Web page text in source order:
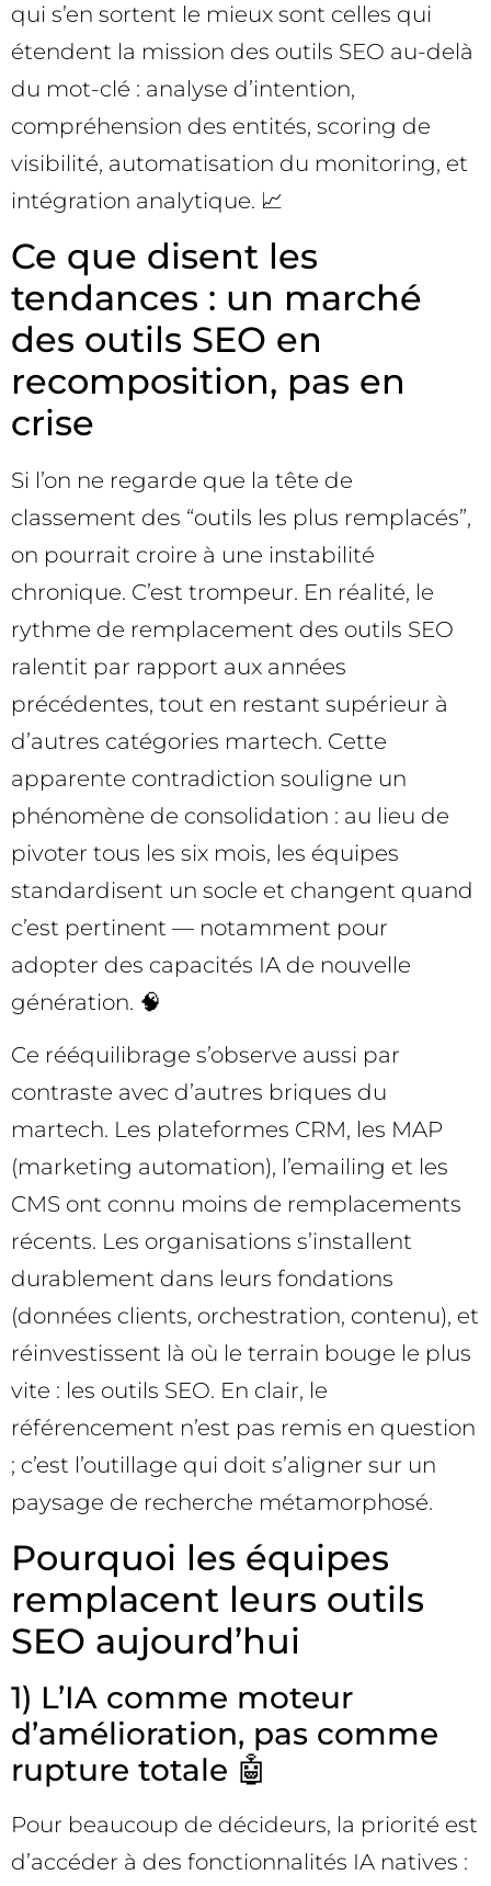
qui s’en sortent le mieux sont celles qui
étendent la mission des outils SEO au-delà
du mot-clé : analyse d’intention,
compréhension des entités, scoring de
visibilité, automatisation du monitoring, et
intégration analytique. 📈
Ce que disent les
tendances : un marché
des outils SEO en
recomposition, pas en
crise
Si l’on ne regarde que la tête de
classement des “outils les plus remplacés”,
on pourrait croire à une instabilité
chronique. C’est trompeur. En réalité, le
rythme de remplacement des outils SEO
ralentit par rapport aux années
précédentes, tout en restant supérieur à
d’autres catégories martech. Cette
apparente contradiction souligne un
phénomène de consolidation : au lieu de
pivoter tous les six mois, les équipes
standardisent un socle et changent quand
c’est pertinent — notamment pour
adopter des capacités IA de nouvelle
génération. 🧠
Ce rééquilibrage s’observe aussi par
contraste avec d’autres briques du
martech. Les plateformes CRM, les MAP
(marketing automation), l’emailing et les
CMS ont connu moins de remplacements
récents. Les organisations s’installent
durablement dans leurs fondations
(données clients, orchestration, contenu), et
réinvestissent là où le terrain bouge le plus
vite : les outils SEO. En clair, le
référencement n’est pas remis en question
; c’est l’outillage qui doit s’aligner sur un
paysage de recherche métamorphosé.
Pourquoi les équipes
remplacent leurs outils
SEO aujourd’hui
1) L’IA comme moteur
d’amélioration, pas comme
rupture totale 🤖
Pour beaucoup de décideurs, la priorité est
d’accéder à des fonctionnalités IA natives :